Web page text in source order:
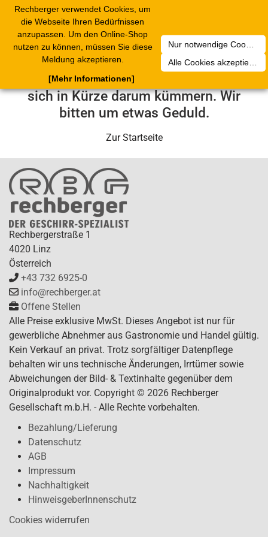
Rechberger verwendet Cookies, um
die Webseite Ihren Bedürfnissen
anzupassen. Um den Online-Shop
nutzen zu können, müssen Sie diese
Meldung akzeptieren.
Nur notwendige Cookies akzeptieren
Alle Cookies akzeptieren
[Mehr Informationen]
Leider ist ein technischer Fehler
aufgetreten. Unser Service-Team wird
sich in Kürze darum kümmern. Wir
bitten um etwas Geduld.
Zur Startseite
Rechbergerstraße 1
4020 Linz
Österreich
+43 732 6925-0
info@rechberger.at
Offene Stellen
Alle Preise exklusive MwSt. Dieses Angebot ist nur für
gewerbliche Abnehmer aus Gastronomie und Handel gültig.
Kein Verkauf an privat. Trotz sorgfältiger Datenpflege
behalten wir uns technische Änderungen, Irrtümer sowie
Abweichungen der Bild- & Textinhalte gegenüber dem
Originalprodukt vor. Copyright © 2026 Rechberger
Gesellschaft m.b.H. - Alle Rechte vorbehalten.
Bezahlung/Lieferung
Datenschutz
AGB
Impressum
Nachhaltigkeit
HinweisgeberInnenschutz
Cookies widerrufen